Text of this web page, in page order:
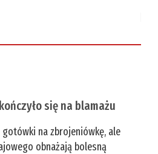
się na blamażu
na zbrojeniówkę, ale
obnażają bolesną